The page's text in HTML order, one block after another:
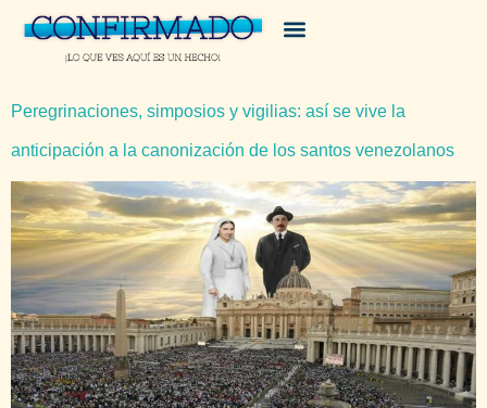
Peregrinaciones, simposios y vigilias: así se vive la
anticipación a la canonización de los santos venezolanos